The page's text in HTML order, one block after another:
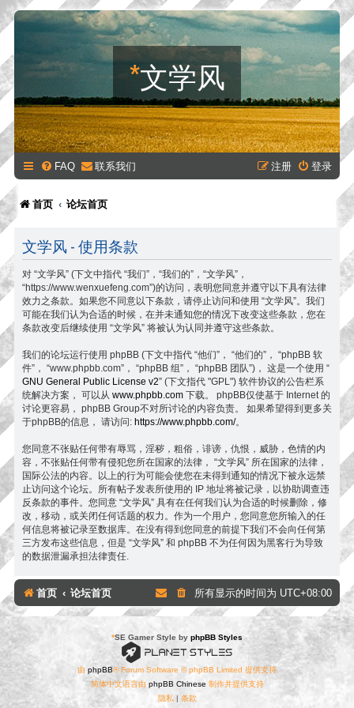
*文学风
FAQ 联系我们 登录
注册
首页 论坛首页
文学风 - 使用条款
对 “文学风” (下文中指代 “我们”，“我们的”，“文学风”，
“https://www.wenxuefeng.com”)的访问，表明您同意并遵守以下具有法律
效力之条款。如果您不同意以下条款，请停止访问和使用 “文学风”。我们
可能在我们认为合适的时候，在并未通知您的情况下改变这些条款，您在
条款改变后继续使用 “文学风” 将被认为认同并遵守这些条款。
我们的论坛运行使用 phpBB (下文中指代 “他们”， “他们的”， “phpBB 软
件”， “www.phpbb.com”， “phpBB 组”， “phpBB 团队”)， 这是一个使用 “
GNU General Public License v2” (下文指代 "GPL") 软件协议的公告栏系
统解决方案， 可以从 www.phpbb.com 下载。 phpBB仅使基于 Internet 的
讨论更容易， phpBB Group不对所讨论的内容负责。 如果希望得到更多关
于phpBB的信息， 请访问: https://www.phpbb.com/。
您同意不张贴任何带有辱骂，淫秽，粗俗，诽谤，仇恨，威胁，色情的内
容，不张贴任何带有侵犯您所在国家的法律， “文学风” 所在国家的法律，
国际公法的内容。以上的行为可能会使您在未得到通知的情况下被永远禁
止访问这个论坛。所有帖子发表所使用的 IP 地址将被记录，以协助调查违
反条款的事件。您同意 “文学风” 具有在任何我们认为合适的时候删除，修
改，移动，或关闭任何话题的权力。作为一个用户，您同意您所输入的任
何信息将被记录至数据库。在没有得到您同意的前提下我们不会向任何第
三方发布这些信息，但是 “文学风” 和 phpBB 不为任何因为黑客行为导致
的数据泄漏承担法律责任.
首页 论坛首页 所有显示的时间为 UTC+08:00
*SE Gamer Style by phpBB Styles
由 phpBB® Forum Software © phpBB Limited 提供支持
简体中文语言由 phpBB Chinese 制作并提供支持
隐私 | 条款